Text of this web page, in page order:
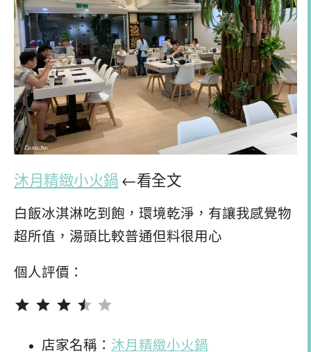
沐月精緻小火鍋 ←看全文
白飯冰淇淋吃到飽，環境乾淨，有讓我感覺物
超所值，湯頭比較普通但料很用心
個人評價：
店家名稱： 沐月精緻小火鍋